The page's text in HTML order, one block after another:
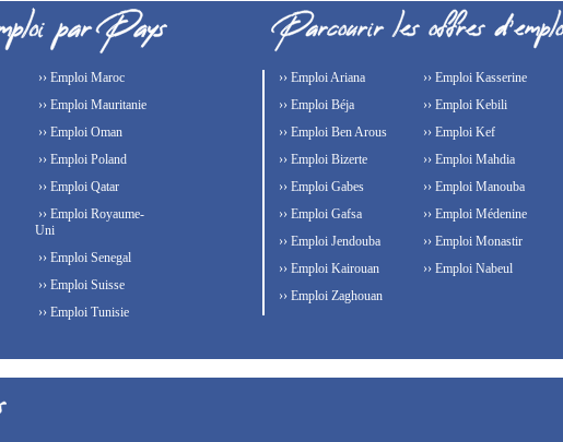
›› Emploi Maroc
›› Emploi Mauritanie
›› Emploi Oman
›› Emploi Poland
›› Emploi Qatar
›› Emploi Royaume-
Uni
›› Emploi Senegal
›› Emploi Suisse
›› Emploi Tunisie
›› Emploi Ariana
›› Emploi Béja
›› Emploi Ben Arous
›› Emploi Bizerte
›› Emploi Gabes
›› Emploi Gafsa
›› Emploi Jendouba
›› Emploi Kairouan
›› Emploi Kasserine
›› Emploi Kebili
›› Emploi Kef
›› Emploi Mahdia
›› Emploi Manouba
›› Emploi Médenine
›› Emploi Monastir
›› Emploi Nabeul
›› Emploi Zaghouan